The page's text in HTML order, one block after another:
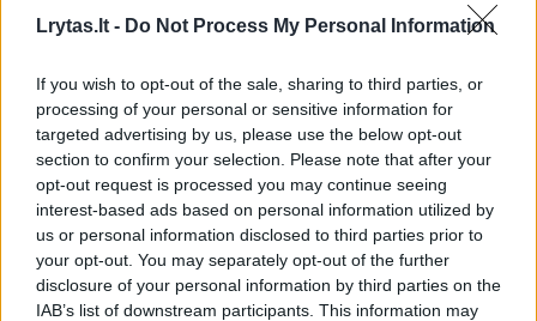
Lrytas.lt - Do Not Process My Personal Information
If you wish to opt-out of the sale, sharing to third parties, or
processing of your personal or sensitive information for
targeted advertising by us, please use the below opt-out
section to confirm your selection. Please note that after your
opt-out request is processed you may continue seeing
interest-based ads based on personal information utilized by
us or personal information disclosed to third parties prior to
your opt-out. You may separately opt-out of the further
disclosure of your personal information by third parties on the
IAB’s list of downstream participants. This information may
00:01:51
Veidotyrininkas įvardijo didžiausią Džordanos Butkutės
trūkumą
Žinios | Pramogos
00:01:01
Dž. Butkutę su mylimuoju pamatęs M. Lučinas prakalbo
apie neramų gyvenimą